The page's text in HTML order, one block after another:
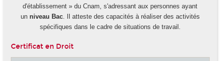
d'établissement » du Cnam, s'adressant aux personnes ayant
un niveau Bac. Il atteste des capacités à réaliser des activités
spécifiques dans le cadre de situations de travail.
Certificat en Droit